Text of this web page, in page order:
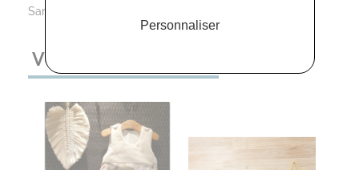
Samedi : 10:00 - 12:30 / 14:30 - 18:30
VOUS AIMEREZ AUSSI
Personnaliser